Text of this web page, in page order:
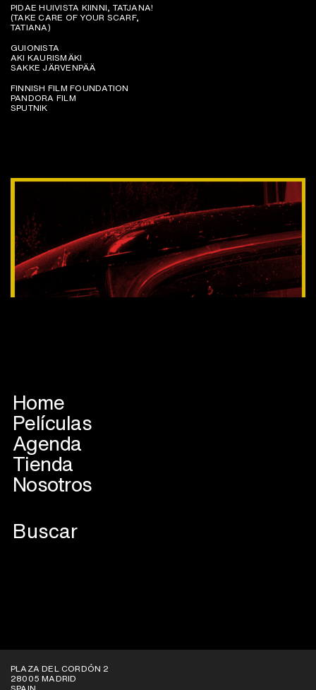
Home
Películas
Agenda
Tienda
Nosotros
PIDAE HUIVISTA KIINNI, TATJANA!
(TAKE CARE OF YOUR SCARF,
TATIANA)
GUIONISTA
AKI KAURISMÄKI
SAKKE JÄRVENPÄÄ
FINNISH FILM FOUNDATION
PANDORA FILM
SPUTNIK
PLAZA DEL CORDÓN 2
28005 MADRID